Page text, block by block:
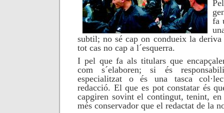
fa
subtil; no sé cap on condueix la
tot cas no cap a l´esquerra.
I pel que fa als titulars que
com s´elaboren; si és
especialitzat o és una tasca
redacció. El que es pot constatar és
capgiren sovint el contingut, tenint,
més conservador que el redactat de la